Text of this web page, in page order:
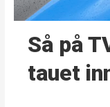
Så på
tauet